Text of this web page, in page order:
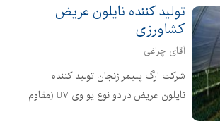
تولید کننده نایلون عریض
کشاورزی
آقای چراغی
شرکت ارگ پلیمر زنجان تولید کننده
نایلون عریض در دو نوع یو وی UV (مقاوم